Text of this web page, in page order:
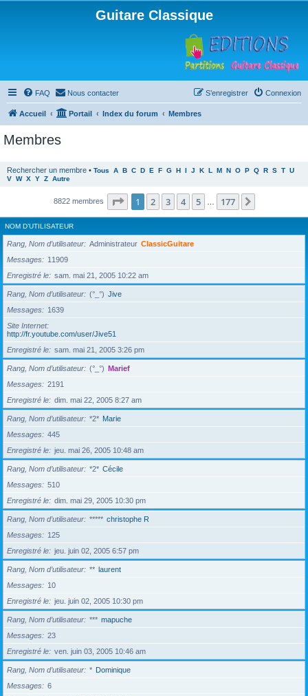
Guitare Classique
FAQ Nous contacter Connexion
S’enregistrer
Accueil Portail Index du forum Membres
Membres
Rechercher un membre • Tous A B C D E F G H I J K L M N O P Q R S T U
V W X Y Z Autre
8822 membres Page 1sur177
1 2 3 4 5 177
NOM D’UTILISATEUR
Rang, Nom d’utilisateur Administrateur ClassicGuitare
Messages
11909
Enregistré le
sam. mai 21, 2005 10:22 am
Rang, Nom d’utilisateur (°_°) Jive
Messages
1639
Site Internet
http://fr.youtube.com/user/Jive51
Enregistré le
sam. mai 21, 2005 3:26 pm
Rang, Nom d’utilisateur (°_°) Marief
Messages
2191
Enregistré le
dim. mai 22, 2005 8:27 am
Rang, Nom d’utilisateur *2* Marie
Messages
445
Enregistré le
jeu. mai 26, 2005 10:48 am
Rang, Nom d’utilisateur *2* Cécile
Messages
510
Enregistré le
dim. mai 29, 2005 10:30 pm
Rang, Nom d’utilisateur ***** christophe R
Messages
125
Enregistré le
jeu. juin 02, 2005 6:57 pm
Rang, Nom d’utilisateur ** laurent
Messages
10
Enregistré le
jeu. juin 02, 2005 10:30 pm
Rang, Nom d’utilisateur *** mapuche
Messages
23
Enregistré le
ven. juin 03, 2005 10:46 am
Rang, Nom d’utilisateur * Dominique
Messages
6